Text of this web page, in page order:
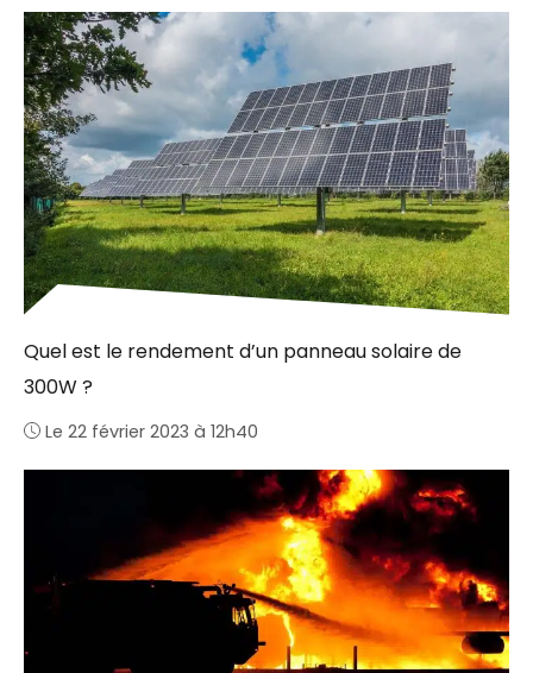
Quel est le rendement d’un panneau solaire de
300W ?
Le 22 février 2023 à 12h40